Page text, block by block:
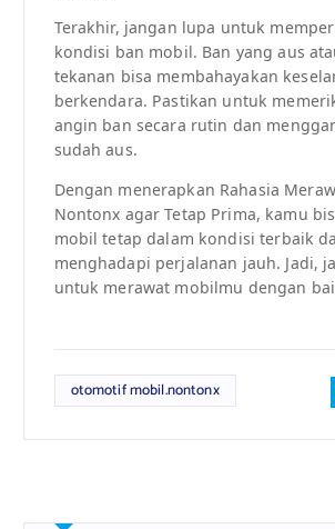
Terakhir, jangan lupa untuk
kondisi ban mobil. Ban yang aus
tekanan bisa membahayakan
berkendara. Pastikan untuk
angin ban secara rutin dan
sudah aus.
Dengan menerapkan Rahasia
Nontonx agar Tetap Prima, kamu
mobil tetap dalam kondisi terbaik
menghadapi perjalanan jauh. Jadi,
untuk merawat mobilmu dengan
otomotif mobil.nontonx